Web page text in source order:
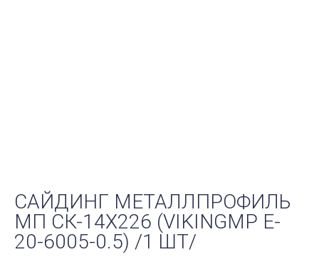
САЙДИНГ МЕТАЛЛПРОФИЛЬ
МП СК-14Х226 (VIKINGMP E-
20-6005-0.5) /1 ШТ/